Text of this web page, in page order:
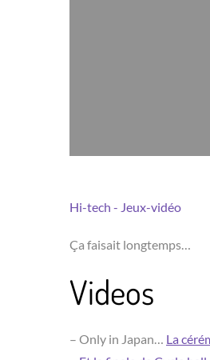
Hi-tech - Jeux-vidéo
Ça faisait longtemps…
Videos
– Only in Japan… La